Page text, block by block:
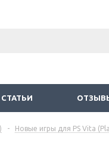
СТАТЬИ
-
Новые игры для PS Vita